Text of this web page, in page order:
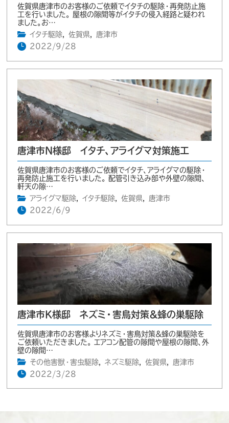
佐賀県唐津市のお客様のご依頼でイタチの駆除・再発防止施
工を行いました。 屋根の隙間等がイタチの侵入経路と疑われ
ました。お…
イタチ駆除, 佐賀県,
唐津市
2022/9/28
唐津市N様邸 イタチ、アライグマ対策施工
佐賀県唐津市のお客様のご依頼でイタチ、アライグマの駆除・
再発防止施工を行いました。 配管引き込み部や外壁の隙間、
軒天の隙…
アライグマ駆除
イタチ駆除 佐賀県
唐津市
2022/6/9
唐津市K様邸 ネズミ・害鳥対策＆蜂の巣駆除
佐賀県唐津市のお客様よりネズミ・害鳥対策＆蜂の巣駆除を
ご依頼いただきました。 エアコン配管の隙間や屋根の隙間、外
壁の隙間…
その他害獣・害虫駆除
ネズミ駆除 佐賀県
唐津市
2022/3/28